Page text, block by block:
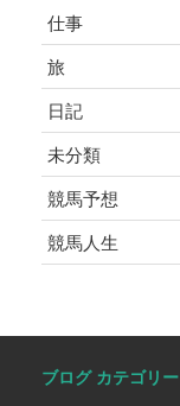
仕事
旅
日記
未分類
競馬予想
競馬人生
ブログ カテゴリー